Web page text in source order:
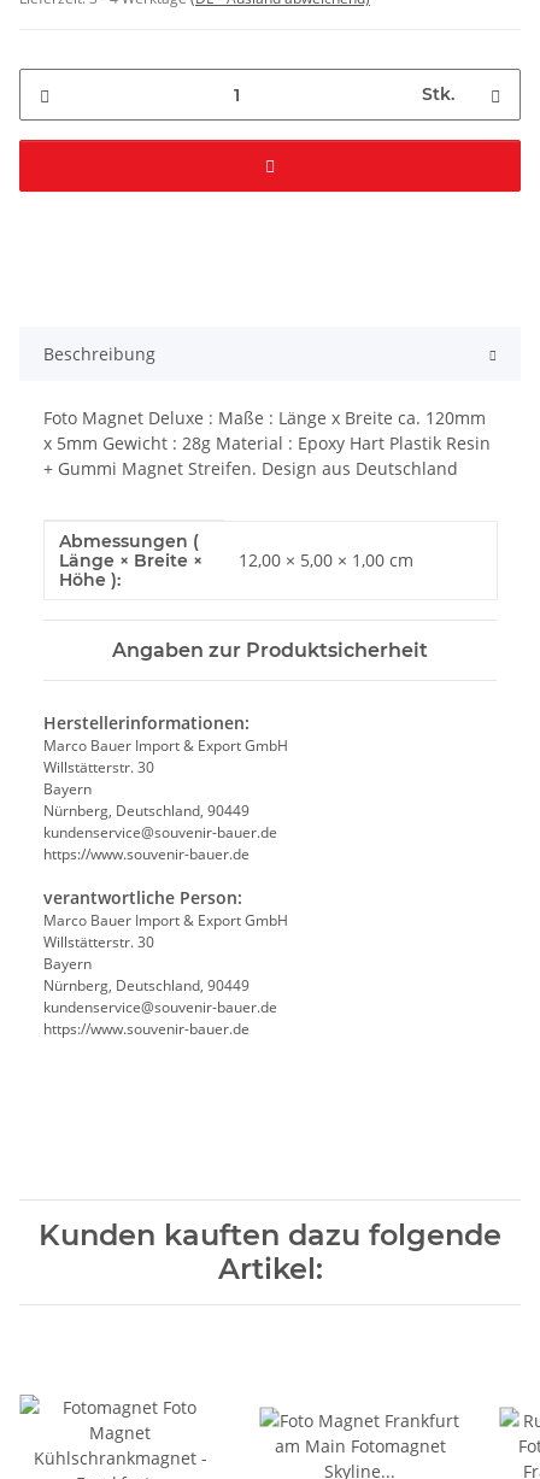
Stk.
Beschreibung
Foto Magnet Deluxe : Maße : Länge x Breite ca. 120mm
x 5mm Gewicht : 28g Material : Epoxy Hart Plastik Resin
+ Gummi Magnet Streifen. Design aus Deutschland
Produkteigenschaft
Wert
Abmessungen (
Länge × Breite ×
Höhe ):
12,00 × 5,00 × 1,00 cm
Angaben zur Produktsicherheit
Herstellerinformationen:
Marco Bauer Import & Export GmbH
Willstätterstr. 30
Bayern
Nürnberg, Deutschland, 90449
kundenservice@souvenir-bauer.de
https://www.souvenir-bauer.de
verantwortliche Person:
Marco Bauer Import & Export GmbH
Willstätterstr. 30
Bayern
Nürnberg, Deutschland, 90449
kundenservice@souvenir-bauer.de
https://www.souvenir-bauer.de
Kunden kauften dazu folgende
Artikel: